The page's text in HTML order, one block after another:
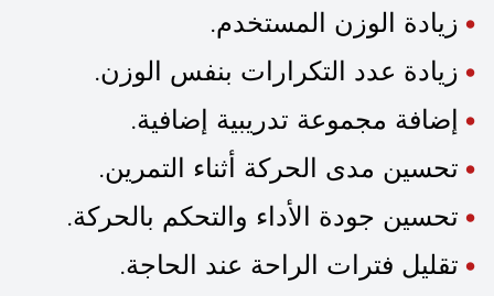
زيادة الوزن المستخدم.
زيادة عدد التكرارات بنفس الوزن.
إضافة مجموعة تدريبية إضافية.
تحسين مدى الحركة أثناء التمرين.
تحسين جودة الأداء والتحكم بالحركة.
تقليل فترات الراحة عند الحاجة.